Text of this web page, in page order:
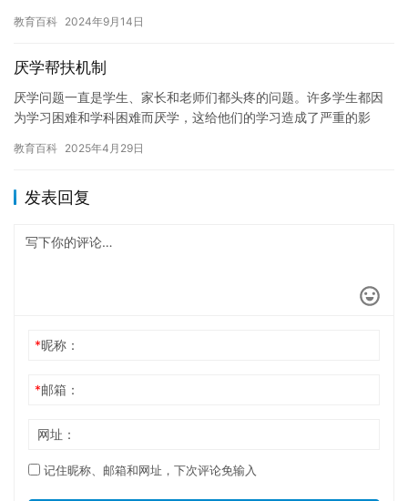
教育百科 2024年9月14日
厌学帮扶机制
厌学问题一直是学生、家长和老师们都头疼的问题。许多学生都因
为学习困难和学科困难而厌学，这给他们的学习造成了严重的影
制。 首…
教育百科 2025年4月29日
发表回复
*昵称：
*邮箱：
网址：
记住昵称、邮箱和网址，下次评论免输入